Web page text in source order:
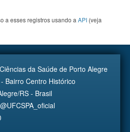
a esses registros usando a API (veja
da Saúde de Porto Alegre
Bairro Centro Histórico
RS - Brasil